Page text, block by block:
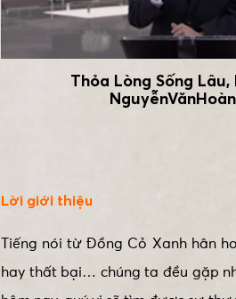
Thỏa Lòng Sống Lâu,
Lời giới thiệu
Tiếng nói từ Đồng Cỏ Xanh hân
hay thất bại… chúng ta đều gặp